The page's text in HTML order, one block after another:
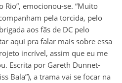
Rio”, emocionou-se. “Muito
pela torcida, pelo
aos fãs de DC pelo
aqui pra falar mais sobre essa
incrível, assim que eu me
Escrita por Gareth Dunnet-
Bala”), a trama vai se focar na